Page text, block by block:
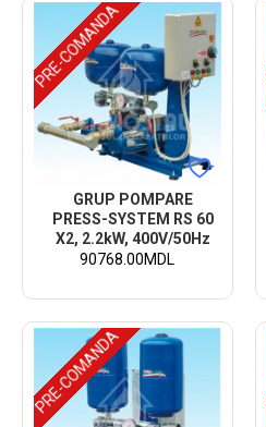
PRE-COMANDA
GRUP POMPARE
PRESS-SYSTEM RS 60
X2, 2.2kW, 400V/50Hz
90768.00MDL
PRE-COMANDA